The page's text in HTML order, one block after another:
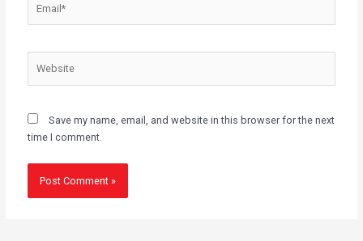
Save my name, email, and website in this browser for the next
time I comment.